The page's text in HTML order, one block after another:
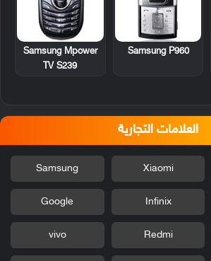
Samsung P960
Samsung Mpower
TV S239
العلامات التجارية
Xiaomi
Samsung
Infinix
Google
Redmi
vivo